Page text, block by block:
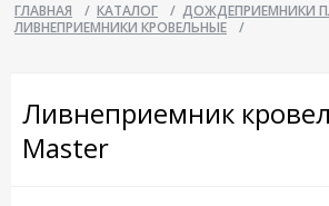
ГЛАВНАЯ / КАТАЛОГ / ДОЖДЕПРИЕМНИКИ
ЛИВНЕПРИЕМНИКИ КРОВЕЛЬНЫЕ
/
Ливнеприемник
Master